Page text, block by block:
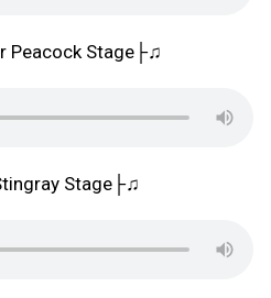
Peacock Stage├♫
Stage├♫